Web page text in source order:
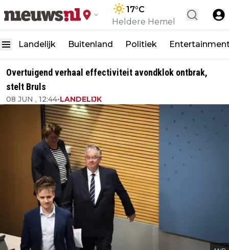
17°C
Heldere Hemel
Landelijk Buitenland Politiek
Overtuigend verhaal effectiviteit avondklok ontbrak,
stelt Bruls
08 JUN , 12:44•LANDELIJK